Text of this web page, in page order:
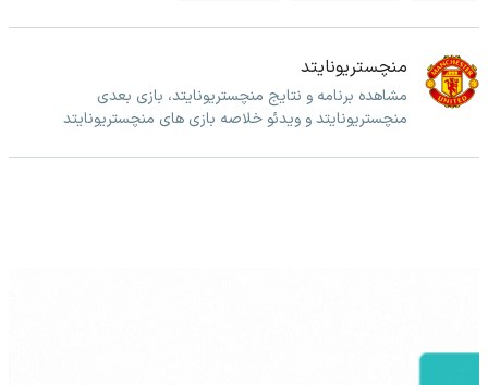
منچستریونایتد
مشاهده برنامه و نتایج منچستریونایتد، بازی بعدی
منچستریونایتد و ویدئو خلاصه بازی های منچستریونایتد